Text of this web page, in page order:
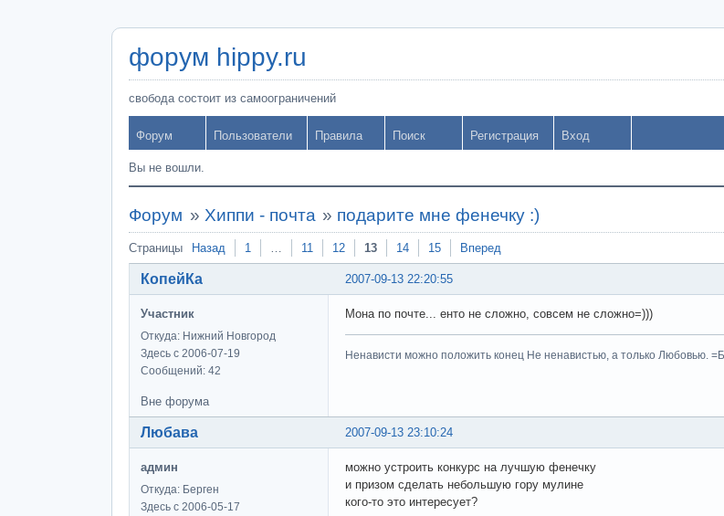
форум hippy.ru
свобода состоит из самоограничений
Форум Пользователи Правила Поиск Регистрация Вход
Вы не вошли.
Форум » Хиппи - почта » подарите мне фенечку :)
Страницы Назад 1 … 11 12 13 14 15 Вперед
2007-09-13 22:20:55
КопейКа
Участник
Откуда: Нижний Новгород
Здесь с 2006-07-19
Сообщений: 42
Мона по почте... енто не сложно, совсем не сложно=)))
Ненависти можно положить конец Не ненавистью, а только Любовью.
Вне форума
2007-09-13 23:10:24
Любава
админ
Откуда: Берген
Здесь с 2006-05-17
можно устроить конкурс на лучшую фенечку
и призом сделать небольшую гору мулине
кого-то это интересует?